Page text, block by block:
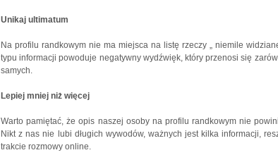
Unikaj ultimatum
Na profilu randkowym nie ma miejsca na listę rzeczy „ niemile
typu informacji powoduje negatywny wydźwięk, który przenosi się
samych.
Lepiej mniej niż więcej
Warto pamiętać, że opis naszej osoby na profilu randkowym nie
Nikt z nas nie lubi długich wywodów, ważnych jest kilka informacji,
trakcie rozmowy online.